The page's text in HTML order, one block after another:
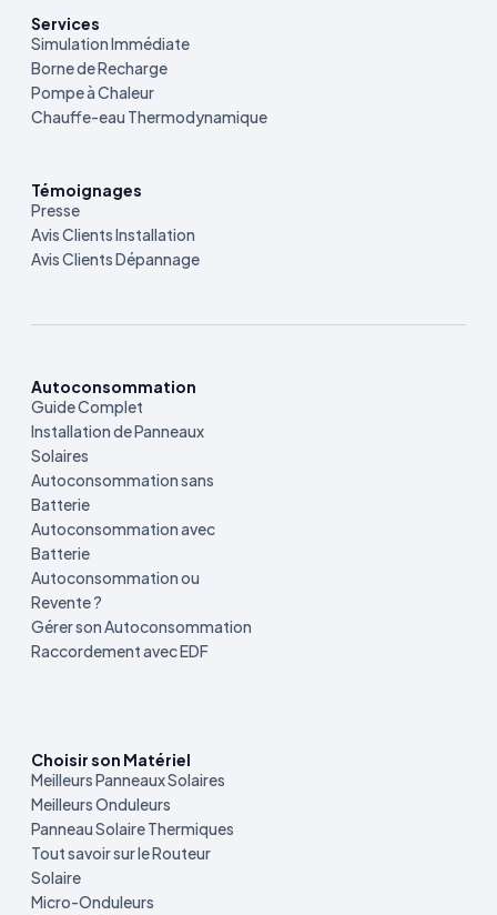
Services
Simulation Immédiate
Borne de Recharge
Pompe à Chaleur
Chauffe-eau Thermodynamique
Témoignages
Presse
Avis Clients Installation
Avis Clients Dépannage
Autoconsommation
Guide Complet
Installation de Panneaux
Solaires
Autoconsommation sans
Batterie
Autoconsommation avec
Batterie
Autoconsommation ou
Revente ?
Gérer son Autoconsommation
Raccordement avec EDF
Choisir son Matériel
Meilleurs Panneaux Solaires
Meilleurs Onduleurs
Panneau Solaire Thermiques
Tout savoir sur le Routeur
Solaire
Micro-Onduleurs